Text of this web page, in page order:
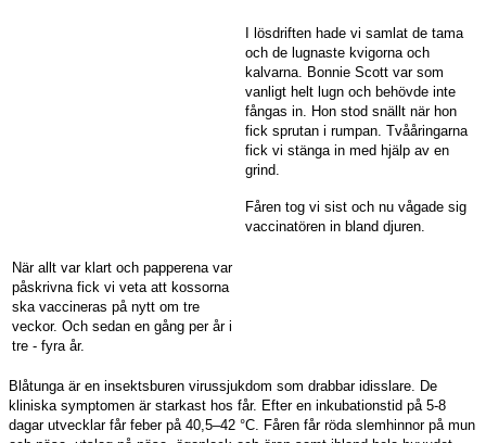
I lösdriften hade vi samlat de tama
och de lugnaste kvigorna och
kalvarna. Bonnie Scott var som
vanligt helt lugn och behövde inte
fångas in. Hon stod snällt när hon
fick sprutan i rumpan. Tvååringarna
fick vi stänga in med hjälp av en
grind.
Fåren tog vi sist och nu vågade sig
vaccinatören in bland djuren.
När allt var klart och papperena var
påskrivna fick vi veta att kossorna
ska vaccineras på nytt om tre
veckor. Och sedan en gång per år i
tre - fyra år.
Blåtungaär en insektsburen virussjukdom som drabbar idisslare. De
kliniska symptomen är starkast hos får. Efter en inkubationstid på 5-8
dagar utvecklar får feber på 40,5–42 °C. Fåren får röda slemhinnor på mun